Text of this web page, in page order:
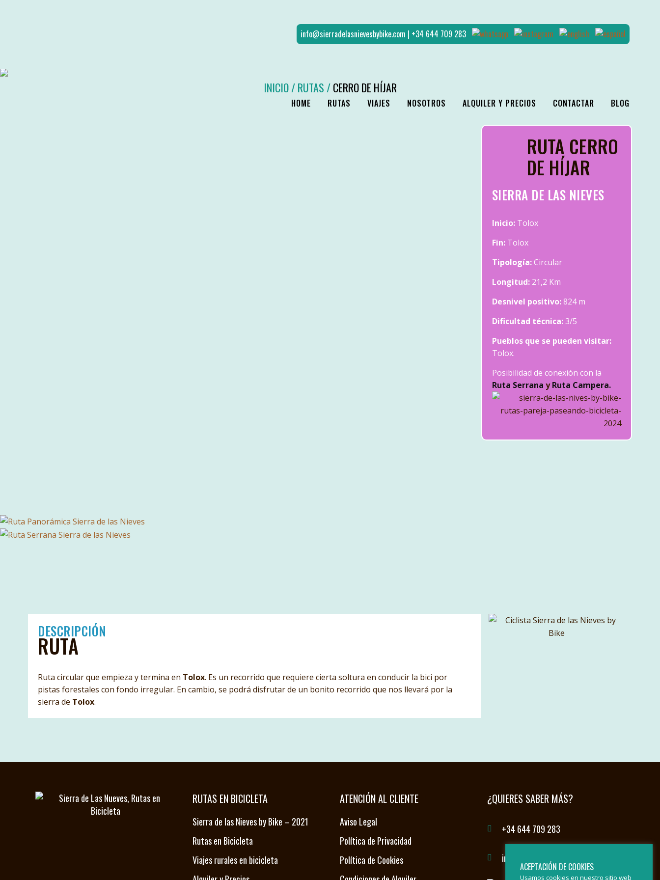
info@sierradelasnievesbybike.com | +34 644 709 283
HOME RUTAS VIAJES NOSOTROS ALQUILER Y PRECIOS CONTACTAR BLOG
INICIO/RUTAS /CERRO DE HÍJAR
RUTA CERRO
DE HÍJAR
SIERRA DE LAS NIEVES
Inicio:Tolox
Fin:Tolox
Tipología:Circular
Longitud:21,2 Km
Desnivel positivo:824 m
Dificultad técnica:3/5
Pueblos que se pueden visitar:
Tolox.
Posibilidad de conexión con la
Ruta Serrana yRuta Campera.
DESCRIPCIÓN
RUTA
Ruta circular que empieza y termina en Tolox. Es un recorrido que requiere cierta soltura en conducir la bici por
pistas forestales con fondo irregular. En cambio, se podrá disfrutar de un bonito recorrido que nos llevará por la
sierra de Tolox.
RUTAS EN BICICLETA
Sierra de las Nieves by Bike – 2021
Rutas en Bicicleta
Viajes rurales en bicicleta
ATENCIÓN AL CLIENTE
Aviso Legal
Política de Privacidad
Política de Cookies
¿QUIERES SABER MÁS?
+34 644 709 283
info@sierradelasnievesbybike.com
ACEPTACIÓN DE COOKIES
Usamos cookies en nuestro sitio web